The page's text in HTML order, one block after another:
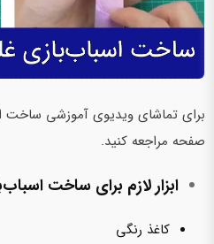
برای تماشای ویدیوی آموزشی ساخت
صفحه مراجعه کنید.
ابزار لازم برای ساخت
کاغذ رنگی